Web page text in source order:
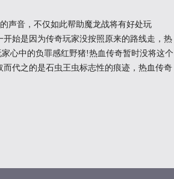
声音，不仅如此帮助魔龙战将有好处玩
始是因为传奇玩家没按照原来的路线走，热
心中的负罪感红野猪!热血传奇暂时没将这个
代之的是石虫王虫标志性的痕迹，热血传奇